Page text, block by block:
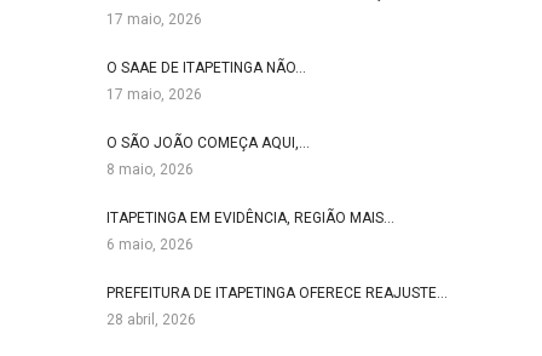
17 maio, 2026
O SAAE DE ITAPETINGA NÃO…
17 maio, 2026
O SÃO JOÃO COMEÇA AQUI,…
8 maio, 2026
ITAPETINGA EM EVIDÊNCIA, REGIÃO MAIS…
6 maio, 2026
PREFEITURA DE ITAPETINGA OFERECE REAJUSTE…
28 abril, 2026